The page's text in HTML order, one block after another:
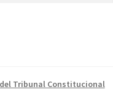
Tribunal Constitucional